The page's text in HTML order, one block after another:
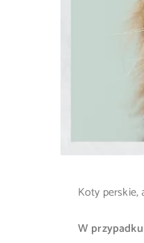
Koty perskie,
W